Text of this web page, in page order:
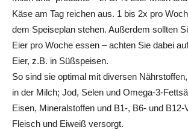
Käse am Tag reichen aus. 1 bis 2x pro
dem Speiseplan stehen. Außerdem sollten
Eier pro Woche essen – achten Sie dabei
Eier, z.B. in Süßspeisen.
So sind sie optimal mit diversen
in der Milch; Jod, Selen und Omega-3-
Eisen, Mineralstoffen und B1-, B6- und B12-
Fleisch und Eiweiß versorgt.